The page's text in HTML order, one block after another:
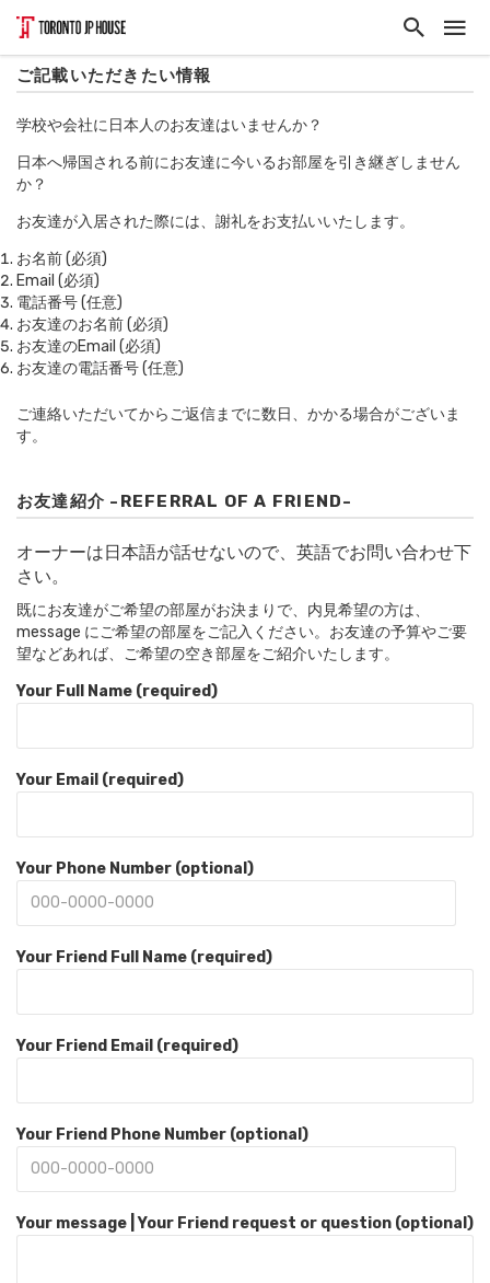
ご記載いただきたい情報
学校や会社に日本人のお友達はいませんか？
日本へ帰国される前にお友達に今いるお部屋を引き継ぎしません
か？
お友達が入居された際には、謝礼をお支払いいたします。
お名前 (必須)
Email (必須)
電話番号 (任意)
お友達のお名前 (必須)
お友達のEmail (必須)
お友達の電話番号 (任意)
ご連絡いただいてからご返信までに数日、かかる場合がございま
す。
お友達紹介 -REFERRAL OF A FRIEND-
オーナーは日本語が話せないので、英語でお問い合わせ下
さい。
既にお友達がご希望の部屋がお決まりで、内見希望の方は、
message にご希望の部屋をご記入ください。お友達の予算やご要
望などあれば、ご希望の空き部屋をご紹介いたします。
Your Full Name (required)
Your Email (required)
Your Phone Number (optional)
Your Friend Full Name (required)
Your Friend Email (required)
Your Friend Phone Number (optional)
Your message | Your Friend request or question (optional)